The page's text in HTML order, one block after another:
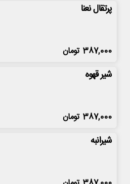
پرتقال نعنا
387,000 تومان
شیر قهوه
387,000 تومان
شیرانبه